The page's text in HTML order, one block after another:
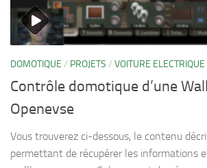
DOMOTIQUE / PROJETS / VOITURE ELECTRIQUE
Contrôle domotique d’une
Openevse
Vous trouverez ci-dessous, le contenu
permettant de récupérer les informations